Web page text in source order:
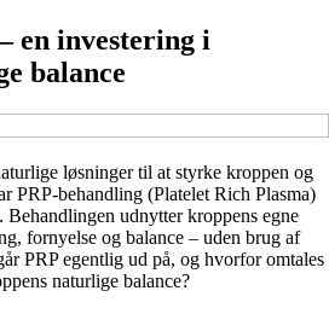
en investering i
balance
løsninger til at styrke kroppen og
PRP-behandling (Platelet Rich Plasma)
udnytter kroppens egne
fornyelse og balance – uden brug af
PRP egentlig ud på, og hvorfor omtales
naturlige balance?